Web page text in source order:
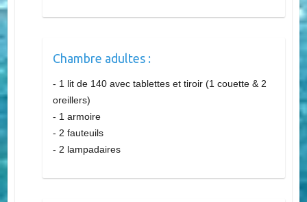
- 1 parasol
Chambre adultes :
- 1 lit de 140 avec tablettes et tiroir (1 couette & 2
oreillers)
- 1 armoire
- 2 lampadaires